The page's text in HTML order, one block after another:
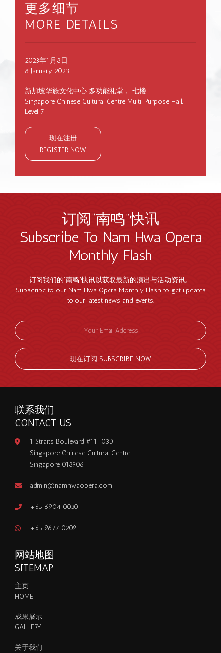
更多细节
MORE DETAILS
2023年1月8日
8 January 2023
新加坡华族文化中心 多功能礼堂， 七楼
Singapore Chinese Cultural Centre Multi-Purpose Hall,
Level 7
现在注册
REGISTER NOW
订阅“南鸣”快讯
Subscribe To Nam Hwa Opera
Monthly Flash
订阅我们的“南鸣”快讯以获取最新的演出与活动资讯。
Subscribe to our Nam Hwa Opera Monthly Flash to get updates
to our latest news and events.
现在订阅 SUBSCRIBE NOW
联系我们
CONTACT US
1 Straits Boulevard #11-03D
Singapore Chinese Cultural Centre
Singapore 018906
admin@namhwaopera.com
+65 6904 0030
+65 9677 0209
网站地图
SITEMAP
主页
HOME
成果展示
GALLERY
关于我们